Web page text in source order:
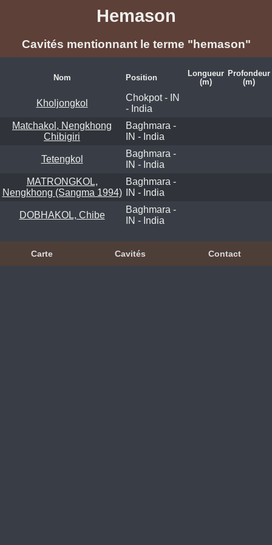
Hemason
Cavités mentionnant le terme "hemason"
Nom Position
Longueur
(m)
Profondeur
(m)
Kholjongkol
Chokpot - IN
- India
Matchakol, Nengkhong
Chibigiri
Baghmara -
IN - India
Tetengkol
Baghmara -
IN - India
MATRONGKOL,
Nengkhong (Sangma 1994)
Baghmara -
IN - India
DOBHAKOL, Chibe
Baghmara -
IN - India
Carte Cavités Contact